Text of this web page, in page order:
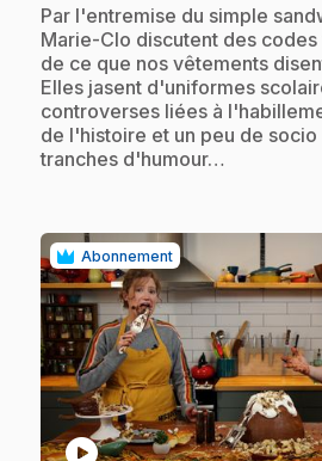
.Par l'entremise du simple
Marie-Clo discutent des
de ce que nos vêtements
Elles jasent d'uniformes
controverses liées à
de l'histoire et un peu de
tranches d'humour…
Abonnement